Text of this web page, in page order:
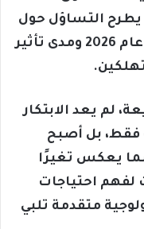
يطرح التساؤل حول
أفضل الهواتف الأكثر مبيعاً في عام 2026 ومدى تأثير
لم يعد الابتكار
فقط، بل أصبح
مما يعكس تغيرًا
لفهم احتياجات
متقدمة تلبي